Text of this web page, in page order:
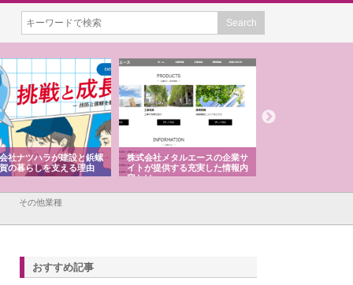
社ナツハラが建設と鋲螺
の暮らしを支える理由
株式会社メタルエースの企業サ
イトが提供する充実した情報内
容とは
その他業種
おすすめ記事